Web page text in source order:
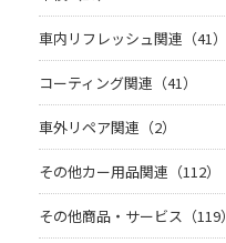
車内リフレッシュ関連（41）
コーティング関連（41）
車外リペア関連（2）
その他カー用品関連（112）
その他商品・サービス（119）